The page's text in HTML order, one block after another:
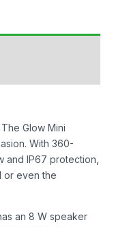
Glow Mini
With 360-
IP67 protection,
or even the
an 8 W speaker